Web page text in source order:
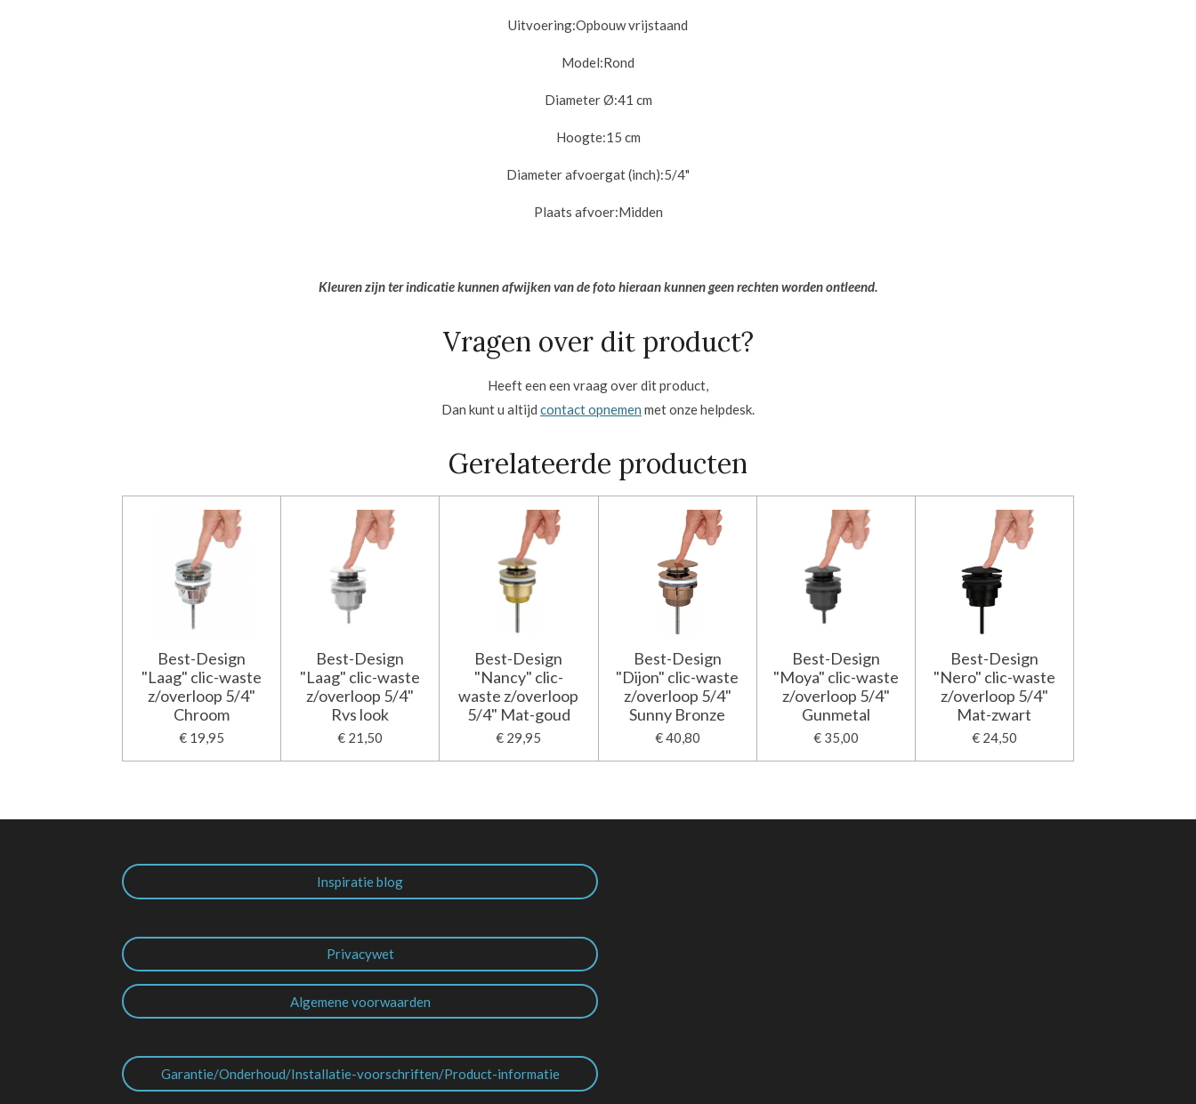
Uitvoering:Opbouw vrijstaand
Model:Rond
Diameter Ø:41 cm
Hoogte:15 cm
Diameter afvoergat (inch):5/4"
Plaats afvoer:Midden
Kleuren zijn ter indicatie kunnen afwijken van de foto hieraan kunnen geen rechten worden ontleend.
Vragen over dit product?
Heeft een een vraag over dit product,
Dan kunt u altijd contact opnemen met onze helpdesk.
Gerelateerde producten
Best-Design
"Laag" clic-waste
z/overloop 5/4"
Chroom
€ 19,95
Best-Design
"Laag" clic-waste
z/overloop 5/4"
Rvs look
€ 21,50
Best-Design
"Nancy" clic-
waste z/overloop
5/4" Mat-goud
€ 29,95
Best-Design
"Dijon" clic-waste
z/overloop 5/4"
Sunny Bronze
€ 40,80
Best-Design
"Moya" clic-waste
z/overloop 5/4"
Gunmetal
€ 35,00
Best-Design
"Nero" clic-waste
z/overloop 5/4"
Mat-zwart
€ 24,50
Inspiratie blog
Privacywet
Algemene voorwaarden
Garantie/Onderhoud/Installatie-voorschriften/Product-informatie